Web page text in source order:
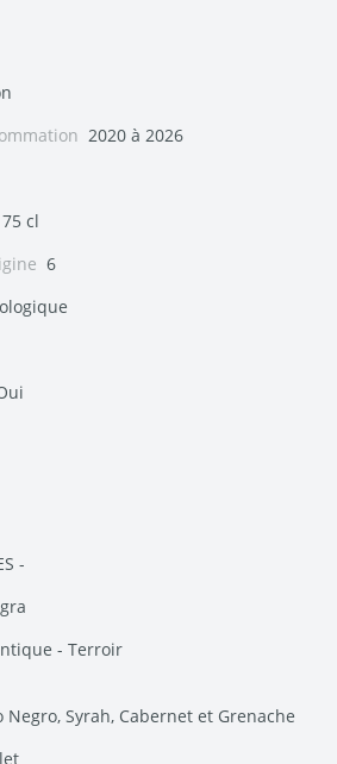
2020 à 2026
cl
6
-
- Terroir
Negro, Syrah, Cabernet et Grenache